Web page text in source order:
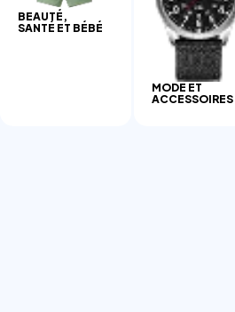
BEAUTÉ,
SANTÉ ET BÉBÉ
MODE ET
ACCESSOIRES